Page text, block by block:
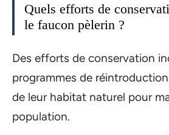
Quels efforts de
le faucon pèlerin ?
Des efforts de conservation
programmes de
de leur habitat naturel pour
population.